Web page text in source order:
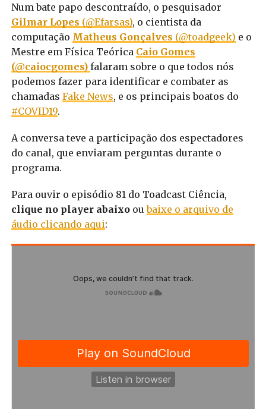
Num bate papo descontraído, o pesquisador
Gilmar Lopes (@Efarsas), o cientista da
computação Matheus Gonçalves (@toadgeek) e o
Mestre em Física Teórica Caio Gomes
(@caiocgomes) falaram sobre o que todos nós
podemos fazer para identificar e combater as
chamadas Fake News, e os principais boatos do
#COVID19.
A conversa teve a participação dos espectadores
do canal, que enviaram perguntas durante o
programa.
Para ouvir o episódio 81 do Toadcast Ciência,
clique no player abaixooubaixe o arquivo de
áudio clicando aqui: